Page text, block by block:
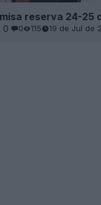
reserva 24-25
0 0 115 19 de Jul de